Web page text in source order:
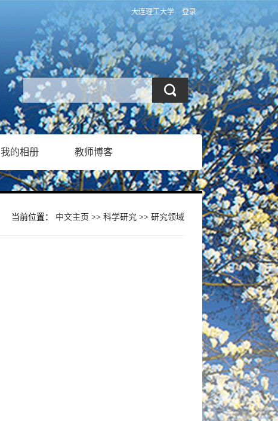
大连理工大学 登录
我的相册 教师博客
当前位置： 中文主页 >> 科学研究 >> 研究领域